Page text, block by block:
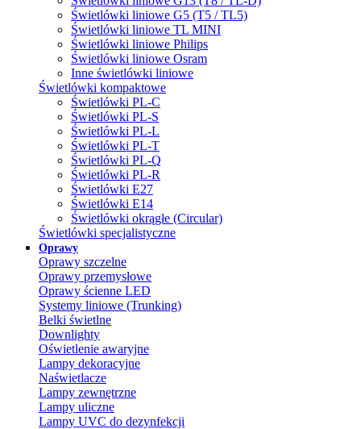
Świetlówki liniowe G5 (T5 / TL5)
Świetlówki liniowe TL MINI
Świetlówki liniowe Philips
Świetlówki liniowe Osram
Inne świetlówki liniowe
Świetlówki kompaktowe
Świetlówki PL-C
Świetlówki PL-S
Świetlówki PL-L
Świetlówki PL-T
Świetlówki PL-Q
Świetlówki PL-R
Świetlówki E27
Świetlówki E14
Świetlówki okrągłe (Circular)
Świetlówki specjalistyczne
Oprawy
Oprawy szczelne
Oprawy przemysłowe
Oprawy ścienne LED
Systemy liniowe (Trunking)
Belki świetlne
Downlighty
Oświetlenie awaryjne
Lampy dekoracyjne
Naświetlacze
Lampy zewnętrzne
Lampy uliczne
Lampy UVC do dezynfekcji